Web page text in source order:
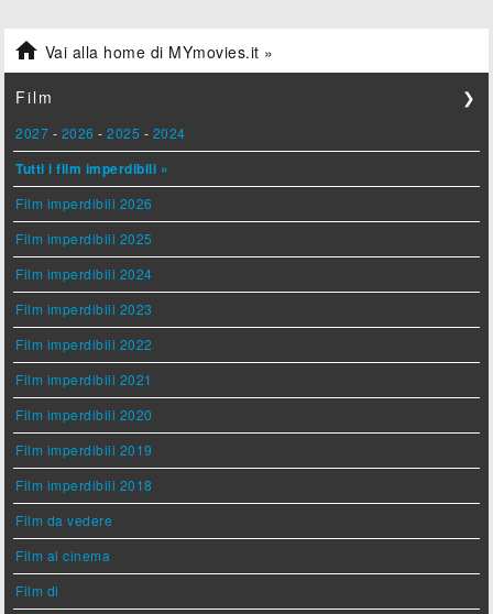
 Vai alla home di MYmovies.it »
Film ❯
2027 - 2026 -2025 - 2024
Tutti i film imperdibili »
Film imperdibili 2026
Film imperdibili 2025
Film imperdibili 2024
Film imperdibili 2023
Film imperdibili 2022
Film imperdibili 2021
Film imperdibili 2020
Film imperdibili 2019
Film imperdibili 2018
Film da vedere
Film al cinema
Film di